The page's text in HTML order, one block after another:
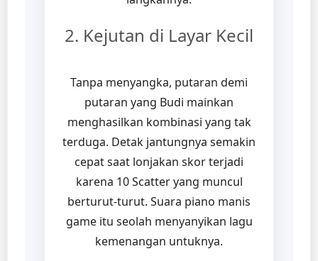
2. Kejutan di Layar Kecil
Tanpa menyangka, putaran demi
putaran yang Budi mainkan
menghasilkan kombinasi yang tak
terduga. Detak jantungnya semakin
cepat saat lonjakan skor terjadi
karena 10 Scatter yang muncul
berturut-turut. Suara piano manis
game itu seolah menyanyikan lagu
kemenangan untuknya.